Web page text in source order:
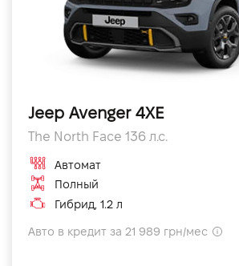
Jeep Avenger 4XE
The North Face 136 л.с.
Автомат
Полный
Гибрид, 1.2 л
Авто в кредит за 21 989 грн/мес